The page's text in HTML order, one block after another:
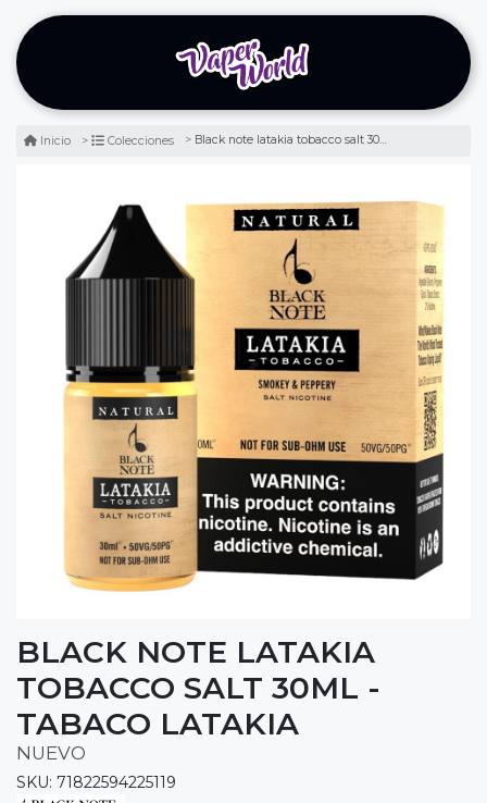
Inicio Colecciones Black note latakia tobacco salt 30ml - tabaco latakia
BLACK NOTE LATAKIA
TOBACCO SALT 30ML -
TABACO LATAKIA
NUEVO
SKU: 71822594225119